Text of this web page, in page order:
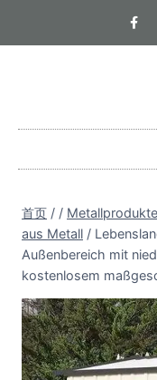
首页 / / Metallprodukte
aus Metall /
Außenbereich mit
kostenlosem